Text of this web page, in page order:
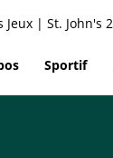
Jeux | St. John's
Sportif